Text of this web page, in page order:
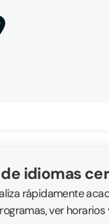
de idiomas
rápidamente
ver